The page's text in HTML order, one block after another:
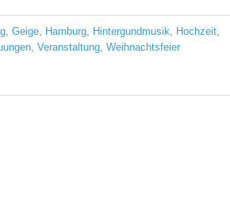
, Geige, Hamburg, Hintergundmusik, Hochzeit,
, Veranstaltung, Weihnachtsfeier